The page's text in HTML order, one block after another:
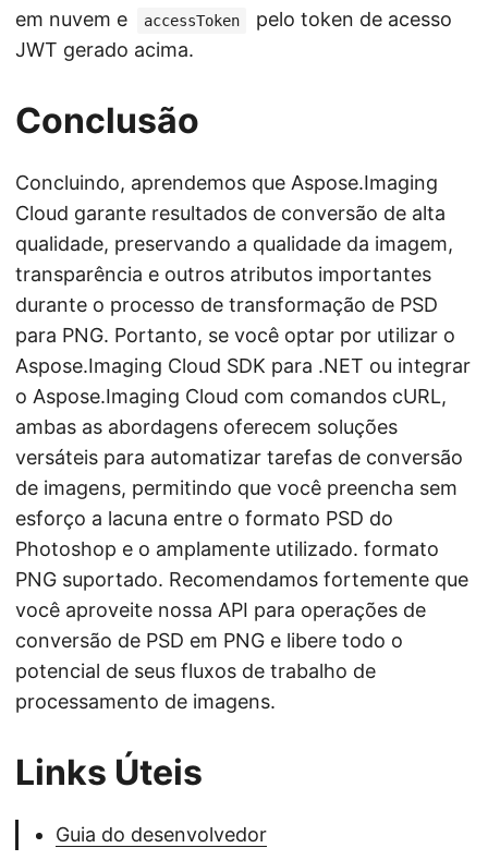
em nuvem e accessToken
pelo token de acesso
JWT gerado acima.
Conclusão
Concluindo, aprendemos que Aspose.Imaging
Cloud garante resultados de conversão de alta
qualidade, preservando a qualidade da imagem,
transparência e outros atributos importantes
durante o processo de transformação de PSD
para PNG. Portanto, se você optar por utilizar o
Aspose.Imaging Cloud SDK para .NET ou integrar
o Aspose.Imaging Cloud com comandos cURL,
ambas as abordagens oferecem soluções
versáteis para automatizar tarefas de conversão
de imagens, permitindo que você preencha sem
esforço a lacuna entre o formato PSD do
Photoshop e o amplamente utilizado. formato
PNG suportado. Recomendamos fortemente que
você aproveite nossa API para operações de
conversão de PSD em PNG e libere todo o
potencial de seus fluxos de trabalho de
processamento de imagens.
Links Úteis
Guia do desenvolvedor